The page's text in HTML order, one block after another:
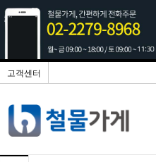
고객센터